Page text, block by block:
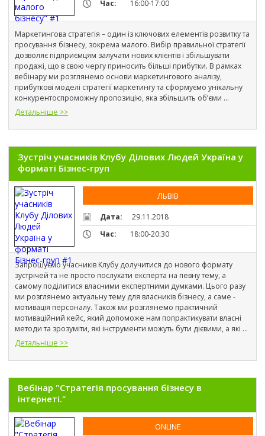
Час:
16:00-17:00
Маркетингова стратегія – один із ключових елементів розвитку та
просування бізнесу, зокрема малого. Вибір правильної стратегії
дозволяє підприємцям залучати нових клієнтів і збільшувати
продажі, що в свою чергу приносить більші прибутки. В рамках
вебінару ми розглянемо основи маркетингового аналізу,
прибуткові моделі стратегії маркетингу та сформуємо унікальну
конкурентоспроможну пропозицію, яка збільшить об’єми
продажів.
Детальніше >>
Зустріч учасників Клубу Ділових Людей Україна у
форматі Бізнес-груп
ЛЬВІВ
Дата:
29.11.2018
Час:
18:00-20:30
Запрошуємо учасників Клубу долучитися до нового формату
зустрічей та не просто послухати експерта на певну тему, а
самому поділитися власними експертними думками. Цього разу
ми розглянемо актуальну тему для власників бізнесу, а саме -
мотивація персоналу. Також ми розглянемо практичний
мотиваційний кейс, який допоможе нам попрактикувати власні
методи та зрозуміти, які інструменти можуть бути дієвими, а які
ні.
Детальніше >>
Вебінар "Стратегія просування бізнесу в
інтернеті."
ONLINE